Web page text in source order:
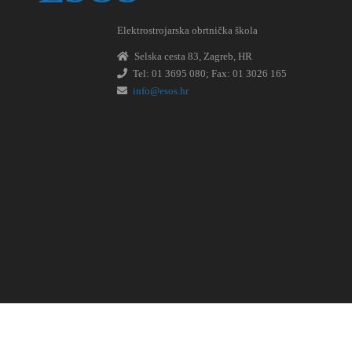
Elektrostrojarska obrtnička škola
Selska cesta 83, Zagreb, HR
Tel: 01 3695 080; Fax: 01 3026 165
info@esos.hr